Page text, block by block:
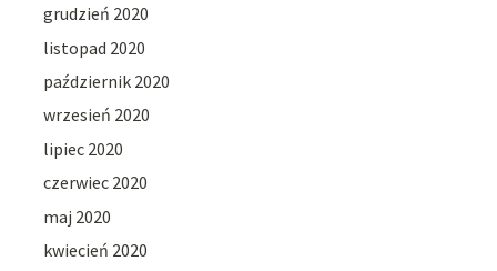
grudzień 2020
listopad 2020
październik 2020
wrzesień 2020
lipiec 2020
czerwiec 2020
maj 2020
kwiecień 2020